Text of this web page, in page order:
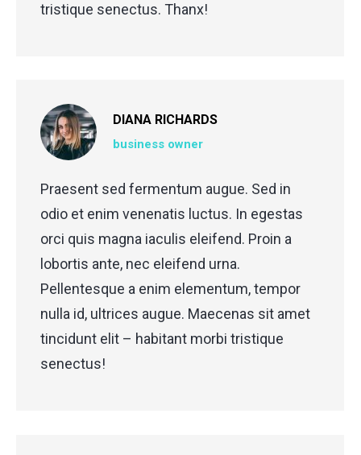
tristique senectus. Thanx!
DIANA RICHARDS
business owner
Praesent sed fermentum augue. Sed in
odio et enim venenatis luctus. In egestas
orci quis magna iaculis eleifend. Proin a
lobortis ante, nec eleifend urna.
Pellentesque a enim elementum, tempor
nulla id, ultrices augue. Maecenas sit amet
tincidunt elit – habitant morbi tristique
senectus!